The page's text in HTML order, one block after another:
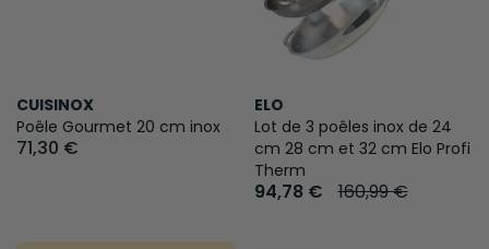
CUISINOX
Poêle Gourmet 20 cm inox
71,30 €
ELO
Lot de 3 poêles inox de 24
cm 28 cm et 32 cm Elo Profi
Therm
94,78 € 160,99 €